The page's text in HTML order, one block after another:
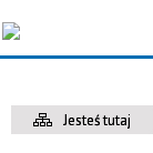
Jesteś tutaj